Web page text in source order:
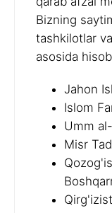
Bizning
tashkilotlar
asosida
Jahon
Islom
Umm
Misr